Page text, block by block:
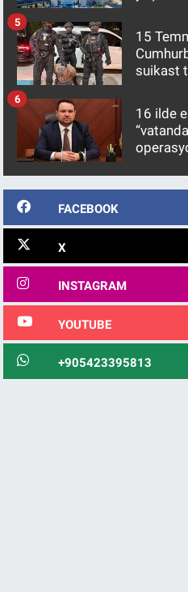
15
suikast
10 yıl
5
16 ilde
6
FACEBOOK
X
INSTAGRAM
YOUTUBE
+905423395813